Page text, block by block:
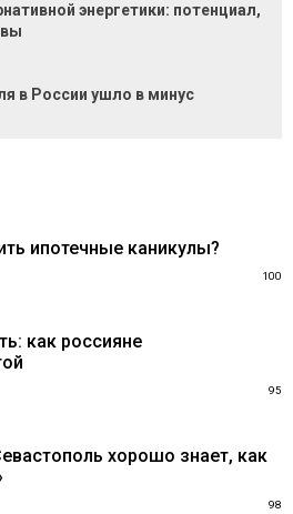
энергетики: потенциал,
в России ушло в минус
ипотечные каникулы?
100
как россияне
95
хорошо знает, как
98